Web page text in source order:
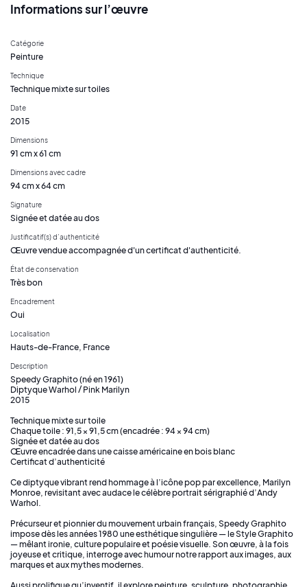
Informations sur l’œuvre
Catégorie
Peinture
Technique
Technique mixte sur toiles
Date
2015
Dimensions
91 cm x 61 cm
Dimensions avec cadre
94 cm x 64 cm
Signature
Signée et datée au dos
Justificatif(s) d’authenticité
Œuvre vendue accompagnée d'un certificat d'authenticité.
État de conservation
Très bon
Encadrement
Oui
Localisation
Hauts-de-France, France
Description
Speedy Graphito (né en 1961)
Diptyque Warhol / Pink Marilyn
2015
Technique mixte sur toile
Chaque toile : 91,5 × 91,5 cm (encadrée : 94 × 94 cm)
Signée et datée au dos
Œuvre encadrée dans une caisse américaine en bois blanc
Certificat d’authenticité
Ce diptyque vibrant rend hommage à l’icône pop par excellence, Marilyn
Monroe, revisitant avec audace le célèbre portrait sérigraphié d’Andy
Warhol.
Précurseur et pionnier du mouvement urbain français, Speedy Graphito
impose dès les années 1980 une esthétique singulière — le Style Graphito
— mêlant ironie, culture populaire et poésie visuelle. Son œuvre, à la fois
joyeuse et critique, interroge avec humour notre rapport aux images, aux
marques et aux mythes modernes.